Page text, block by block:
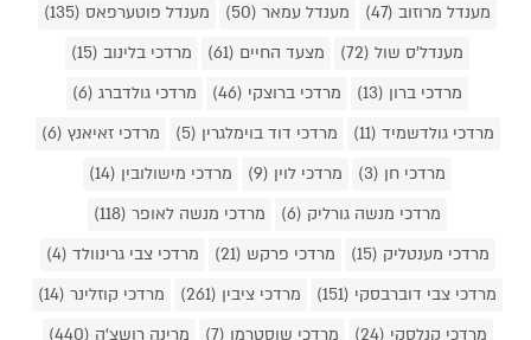
מענדל מרוזוב (47)
מענדל עמאר (50)
מענדל פוטערפאס (135)
מענדל'ס שול (72)
מצעד החיים (61)
מרדכי בלינוב (15)
מרדכי ברון (13)
מרדכי ברוצקי (46)
מרדכי גולדברג (6)
מרדכי גולדשמיד (11)
מרדכי דוד בוימלגרין (5)
מרדכי זאיאנץ (6)
מרדכי חן (3)
מרדכי לוין (9)
מרדכי מישולובין (14)
מרדכי מנשה גורליק (6)
מרדכי מנשה לאופר (118)
מרדכי מענטליק (15)
מרדכי פרקש (21)
מרדכי צבי גרינוולד (4)
מרדכי צבי דוברבסקי (151)
מרדכי ציבין (261)
מרדכי קוזלינר (14)
מרדכי קנלסקי (24)
מרדכי שוסטרמן (7)
מרינה רושצ'ה (440)